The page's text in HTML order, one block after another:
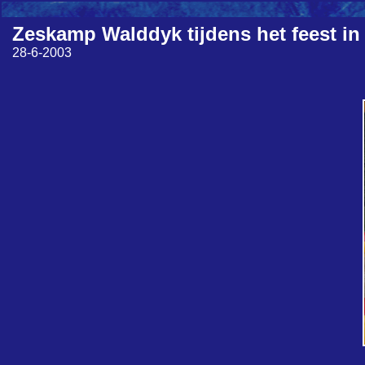
Zeskamp Walddyk tijdens het feest in
28-6-2003